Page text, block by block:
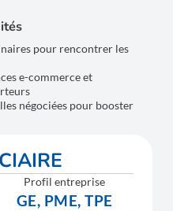
pour rencontrer les
e-commerce et
négociées pour booster
Profil entreprise
GE, PME, TPE